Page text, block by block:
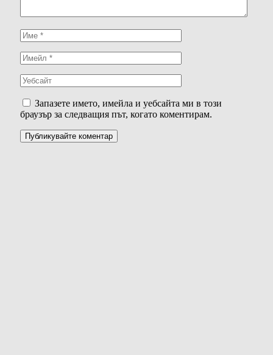
Запазете името, имейла и уебсайта ми в този
браузър за следващия път, когато коментирам.